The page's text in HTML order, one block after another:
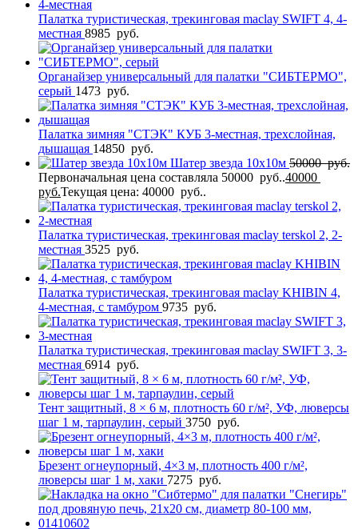
Палатка туристическая, трекинговая maclay SWIFT 4, 4-
местная 8985 руб.
Органайзер универсальный для палатки "СИБТЕРМО",
серый 1473 руб.
Палатка зимняя "СТЭК" КУБ 3-местная, трехслойная,
дышащая 14850 руб.
Шатер звезда 10х10м 50000руб.
Первоначальная цена составляла 50000 руб..40000
руб.Текущая цена: 40000 руб..
Палатка туристическая, трекинговая maclay terskol 2, 2-
местная 3525 руб.
Палатка туристическая, трекинговая maclay KHIBIN 4,
4-местная, с тамбуром 9735 руб.
Палатка туристическая, трекинговая maclay SWIFT 3, 3-
местная 6914 руб.
Тент защитный, 8 × 6 м, плотность 60 г/м², УФ, люверсы
шаг 1 м, тарпаулин, серый 3750 руб.
Брезент огнеупорный, 4×3 м, плотность 400 г/м²,
люверсы шаг 1 м, хаки 7275 руб.